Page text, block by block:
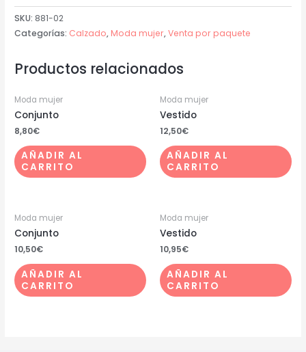
SKU: 881-02
Categorías: Calzado, Moda mujer,Venta por paquete
Productos relacionados
Moda mujer
Conjunto
8,80€
AÑADIR AL
CARRITO
Moda mujer
Vestido
12,50€
AÑADIR AL
CARRITO
Moda mujer
Conjunto
10,50€
AÑADIR AL
CARRITO
Moda mujer
Vestido
10,95€
AÑADIR AL
CARRITO